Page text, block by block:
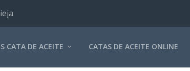
CATA DE ACEITE CATAS DE ACEITE ONLINE